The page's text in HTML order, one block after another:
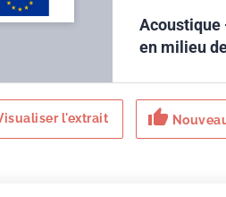
Acoustique
en milieu
l'extrait thumb_up